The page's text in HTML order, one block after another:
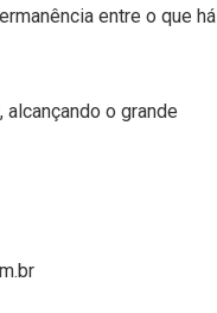
entre o que há
o grande